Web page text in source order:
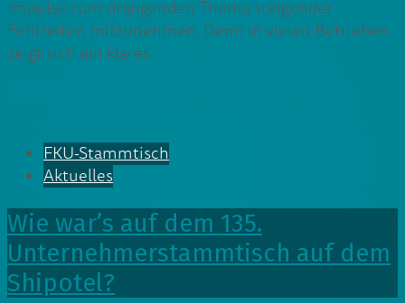
Impulse zum drängenden Thema steigender
Fehlzeiten mitzunehmen. Denn in vielen Betrieben
zeigt sich ein klares
FKU-Stammtisch
Aktuelles
Wie war’s auf dem 135.
Unternehmerstammtisch auf dem
Shipotel?